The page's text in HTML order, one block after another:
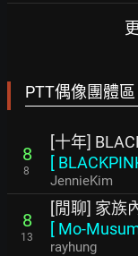
PTT偶像團體
8
8
[十年]
[
JennieKim
8
13
[閒聊] 家族
[ Mo-
rayhung